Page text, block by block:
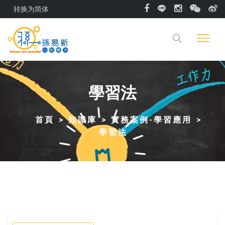
转换为简体
學習法
首頁 知識庫
實務案例-學習應用
學習法